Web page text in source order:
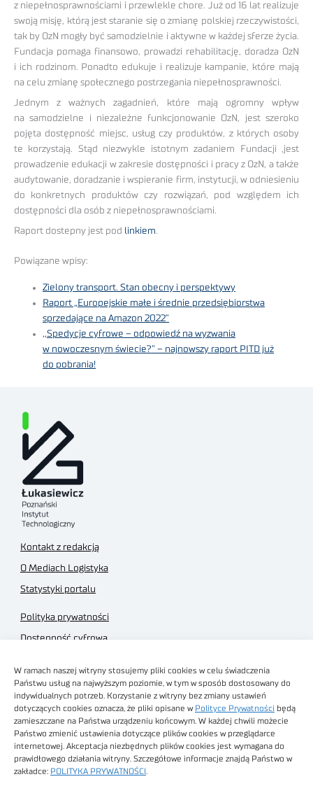
W ramach naszej witryny stosujemy pliki cookies w celu świadczenia
Państwu usług na najwyższym poziomie, w tym w sposób dostosowany do
indywidualnych potrzeb. Korzystanie z witryny bez zmiany ustawień
dotyczących cookies oznacza, że pliki opisane w Polityce Prywatności będą
zamieszczane na Państwa urządzeniu końcowym. W każdej chwili możecie
Państwo zmienić ustawienia dotyczące plików cookies w przeglądarce
internetowej. Akceptacja niezbędnych plików cookies jest wymagana do
prawidłowego działania witryny. Szczegółowe informacje znajdą Państwo w
zakładce: POLITYKA PRYWATNOŚCI
z niepełnosprawnościami i przewlekle chore. Już od 16 lat realizuje
swoją misję, którą jest staranie się o zmianę polskiej rzeczywistości,
tak by OzN mogły być samodzielnie i aktywne w każdej sferze życia.
Fundacja pomaga finansowo, prowadzi rehabilitację, doradza OzN
i ich rodzinom. Ponadto edukuje i realizuje kampanie, które mają
na celu zmianę społecznego postrzegania niepełnosprawności.
Jednym z ważnych zagadnień, które mają ogromny wpływ
na samodzielne i niezależne funkcjonowanie OzN, jest szeroko
pojęta dostępność miejsc, usług czy produktów, z których osoby
te korzystają. Stąd niezwykle istotnym zadaniem Fundacji ,jest
prowadzenie edukacji w zakresie dostępności i pracy z OzN, a także
audytowanie, doradzanie i wspieranie firm, instytucji, w odniesieniu
do konkretnych produktów czy rozwiązań, pod względem ich
dostępności dla osób z niepełnosprawnościami.
Raport dostepny jest pod linkiem.
Powiązane wpisy:
Zielony transport. Stan obecny i perspektywy
Raport „Europejskie małe i średnie przedsiębiorstwa
sprzedające na Amazon 2022”
,,Spedycje cyfrowe – odpowiedź na wyzwania
w nowoczesnym świecie?” – najnowszy raport PITD już
do pobrania!
Kontakt z redakcją
O Mediach Logistyka
Statystyki portalu
Polityka prywatności
Dostępność cyfrowa
Regulamin sklepu
Obrazy stockowe
autorstwa